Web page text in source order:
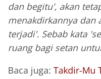
dan begitu', akan
menakdirkannya dan
terjadi'. Sebab kata
ruang bagi setan
Baca juga: Takdir-Mu